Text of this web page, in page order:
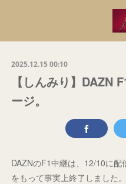
2025.12.15 00:10
【しんみり】DAZN
ージ。
DAZNのF1中継は、12/10に配
をもって事実上終了しました